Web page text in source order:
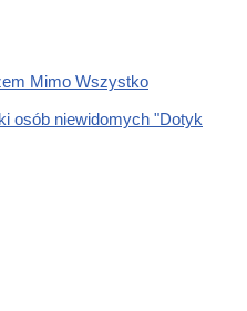
Mimo Wszystko
osób niewidomych "Dotyk